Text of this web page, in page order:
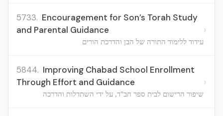
5733. Encouragement for Son’s Torah Study
and Parental Guidance
עידוד ללימוד התורה של הבן והדרכת הורים
›
5844. Improving Chabad School Enrollment
Through Effort and Guidance
שיפור הרישום לבית ספר חב"ד, על ידי השתדלות והדרכה
›